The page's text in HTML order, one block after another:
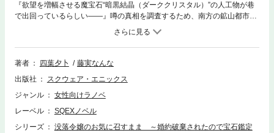
『欲望を増幅させる魔宝石“暗黒結晶（ダーククリスタル）”の人工物が巷
で出回っているらしい――』噂の真相を調査するため、南方の鉱山都市ト
ロンへと発ったオードリーとレックス。数多の魔宝石が溢れ、魔宝石商が
立ち並ぶ夢の街。貴婦人から鑑定依頼の報酬に巨大な別荘をもらったり、
鉱山奥深くで魔宝石探索に没頭。楽しすぎる時間を過ごしながらも、“暗黒
結晶”の秘密を握る巨大な存在に迫っていき――。魔宝石の聖地にて、鑑定
著者 四葉夕卜
藤実なんな
出版社
スクウェア・エニックス
ジャンル
女性向けラノベ
レーベル
SQEXノベル
シリーズ
没落令嬢のお気に召すまま ～婚約破棄されたので宝石鑑定